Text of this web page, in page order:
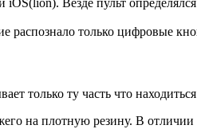
Везде пульт
только цифровые
только ту часть что
на плотную резину. В